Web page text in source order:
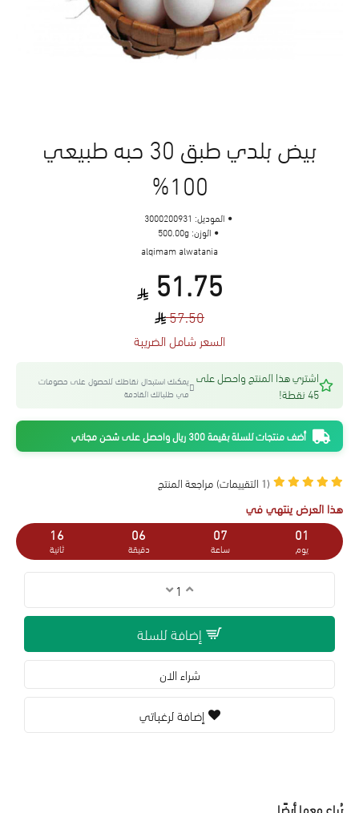
بيض بلدي طبق 30 حبه طبيعي
100%
(1 التقييمات) مراجعة المنتج
هذا العرض ينتهي في
01
يوم
07
ساعة
06
دقيقة
15
ثانية
57.50
51.75
السعر شامل الضريبة
الموديل: 3000200931
الوزن: 500.00g
alqimam alwatania
اشتري هذا المنتج واحصل على
45 نقطة!
يمكنك استبدال نقاطك للحصول على خصومات
في طلباتك القادمة
أضف منتجات للسلة بقيمة 300 ريال واحصل على شحن مجاني
إضافة للسلة
شراء الان
إضافة لرغباتي
يُباع معها أيضًا